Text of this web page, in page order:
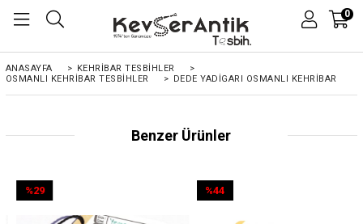
0
ANASAYFA > KEHRIBAR TESBIHLER
>
OSMANLI KEHRİBAR TESBİHLER
> DEDE YADIGARI OSMANLI KEHRIBAR
Benzer Ürünler
%29
%44